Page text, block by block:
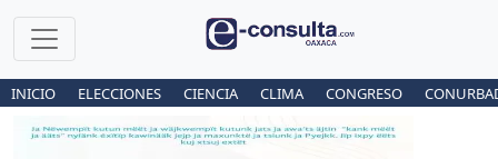
INICIO ELECCIONES CIENCIA CLIMA CONGRESO